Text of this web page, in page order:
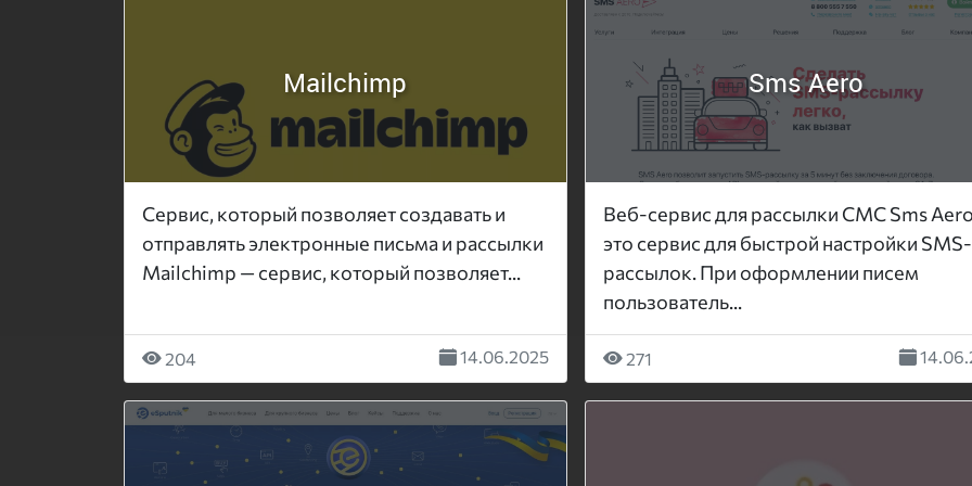
Mailchimp
Сервис, который позволяет создавать и
отправлять электронные письма и рассылки
Mailchimp — сервис, который позволяет...
204 14.06.2025
Sms Aero
Веб-сервис для рассылки СМС Sms
это сервис для быстрой настройки SMS-
рассылок. При оформлении писем
пользователь...
271